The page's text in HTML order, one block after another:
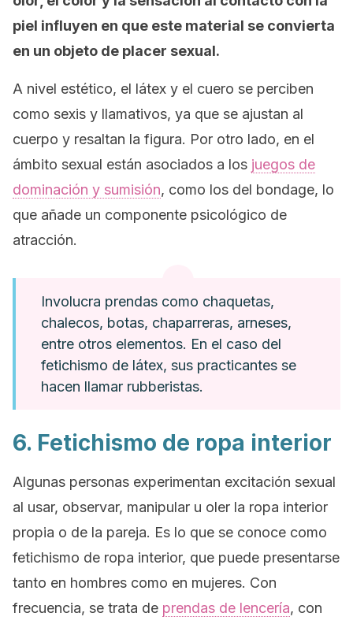
piel influyen en que este material se convierta
en un objeto de placer sexual.
A nivel estético, el látex y el cuero se perciben
como sexis y llamativos, ya que se ajustan al
cuerpo y resaltan la figura. Por otro lado, en el
ámbito sexual están asociados a los juegos de
dominación y sumisión, como los del bondage, lo
que añade un componente psicológico de
atracción.
Involucra prendas como chaquetas,
chalecos, botas, chaparreras, arneses,
entre otros elementos. En el caso del
fetichismo de látex, sus practicantes se
hacen llamar rubberistas.
6. Fetichismo de ropa interior
Algunas personas experimentan excitación sexual
al usar, observar, manipular u oler la ropa interior
propia o de la pareja. Es lo que se conoce como
fetichismo de ropa interior, que puede presentarse
tanto en hombres como en mujeres. Con
frecuencia, se trata de prendas de lencería, con